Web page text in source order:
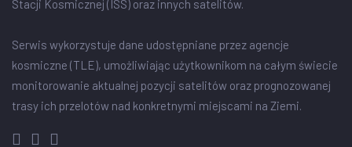
Stacji Kosmicznej (ISS) oraz innych satelitów.
Serwis wykorzystuje dane udostępniane przez agencje
kosmiczne (TLE), umożliwiając użytkownikom na całym świecie
monitorowanie aktualnej pozycji satelitów oraz prognozowanej
trasy ich przelotów nad konkretnymi miejscami na Ziemi.